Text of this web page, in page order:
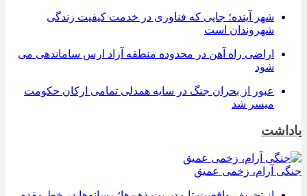
شهر آینده؛ جایی که فناوری در خدمت کیفیت زندگی
شهروندان است
اراضی راه آهن در محدوده منطقه آزاد ارس ساماندهی می
شود
عبور از بحران جنگ در سایه همدلی تمامی ارکان حکومت
میسر شد
یاداشت
جنگی آرام، زخمی عمیق